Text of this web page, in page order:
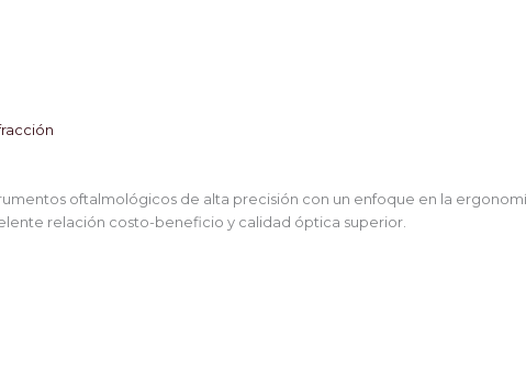
oftalmológicos de alta precisión con un enfoque en la
relación costo-beneficio y calidad óptica superior.